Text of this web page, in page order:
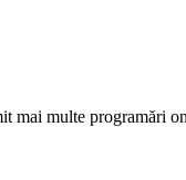
mai multe